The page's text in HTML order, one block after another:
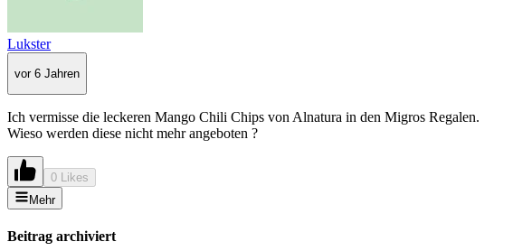
Lukster
vor 6 Jahren
Ich vermisse die leckeren Mango Chili Chips von Alnatura in den Migros Regalen.
Wieso werden diese nicht mehr angeboten ?
0 Likes
Mehr
Beitrag archiviert